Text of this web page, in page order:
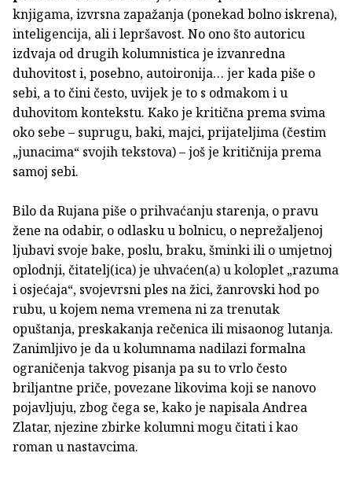
knjigama, izvrsna zapažanja (ponekad bolno iskrena),
inteligencija, ali i lepršavost. No ono što autoricu
izdvaja od drugih kolumnistica je izvanredna
duhovitost i, posebno, autoironija… jer kada piše o
sebi, a to čini često, uvijek je to s odmakom i u
duhovitom kontekstu. Kako je kritična prema svima
oko sebe – suprugu, baki, majci, prijateljima (čestim
„junacima“ svojih tekstova) – još je kritičnija prema
samoj sebi.
Bilo da Rujana piše o prihvaćanju starenja, o pravu
žene na odabir, o odlasku u bolnicu, o neprežaljenoj
ljubavi svoje bake, poslu, braku, šminki ili o umjetnoj
oplodnji, čitatelj(ica) je uhvaćen(a) u koloplet „razuma
i osjećaja“, svojevrsni ples na žici, žanrovski hod po
rubu, u kojem nema vremena ni za trenutak
opuštanja, preskakanja rečenica ili misaonog lutanja.
Zanimljivo je da u kolumnama nadilazi formalna
ograničenja takvog pisanja pa su to vrlo često
briljantne priče, povezane likovima koji se nanovo
pojavljuju, zbog čega se, kako je napisala Andrea
Zlatar, njezine zbirke kolumni mogu čitati i kao
roman u nastavcima.